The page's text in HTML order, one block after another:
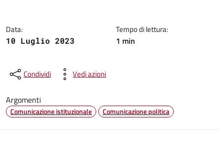
Data:
10 Luglio 2023
Tempo di lettura:
1 min
Condividi Vedi azioni
Argomenti
Comunicazione istituzionale Comunicazione politica